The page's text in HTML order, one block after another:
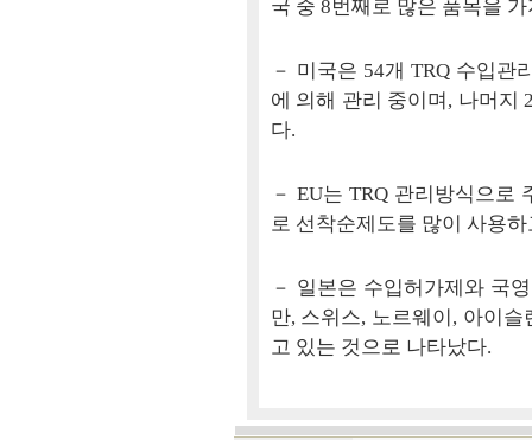
국 중 8번째로 많은 품목을
－ 미국은 54개 TRQ 수입관
에 의해 관리 중이며, 나머지
다.
－ EU는 TRQ 관리방식으로
로 선착순제도를 많이 사용하
－ 일본은 수입허가제와 국
만, 스위스, 노르웨이, 아이
고 있는 것으로 나타났다.